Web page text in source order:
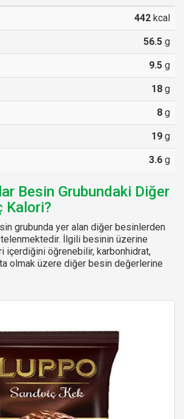
442 kcal
56.5 g
9.5 g
18 g
8 g
19 g
3.6 g
Besin Grubundaki Diğer
Kalori?
grubunda yer alan diğer besinlerden
İlgili besinin üzerine
içerdiğini öğrenebilir, karbonhidrat,
olmak üzere diğer besin değerlerine